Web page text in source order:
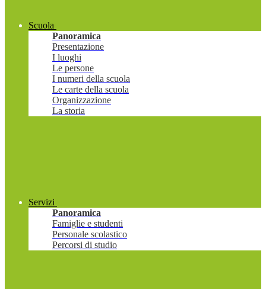
Scuola
Panoramica
Presentazione
I luoghi
Le persone
I numeri della scuola
Le carte della scuola
Organizzazione
La storia
Servizi
Panoramica
Famiglie e studenti
Personale scolastico
Percorsi di studio